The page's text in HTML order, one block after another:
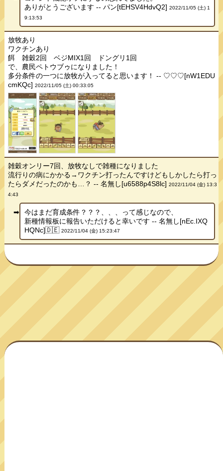
ありがとうございます -- パン[tEHSV4HdvQ2] 2022/11/05 (土) 1
9:13:53
放牧あり
ワクチンあり
餌 雑穀2回 ベジMIX1回 ドングリ1回
で、農民ペトウブゥになりました！
多分条件の一つに放牧が入ってると思います！ -- ♡♡♡[nW1EDU
cmKQc]2022/11/05 (土) 00:33:05
雑穀オンリー7回、放牧なしで雑種になりました
流行りの病にかかる→ワクチン打ったんですけどもしかしたら打っ
たらダメだったのかも…？ -- 名無し[u6588p4S8lc]2022/11/04 (金) 13:3
4:43
今はまだ育成条件？？？、、、って感じなので、
新種情報板に報告いただけると幸いです -- 名無し[nEc.IXQ
HQNc]🇩🇪 2022/11/04 (金) 15:23:47